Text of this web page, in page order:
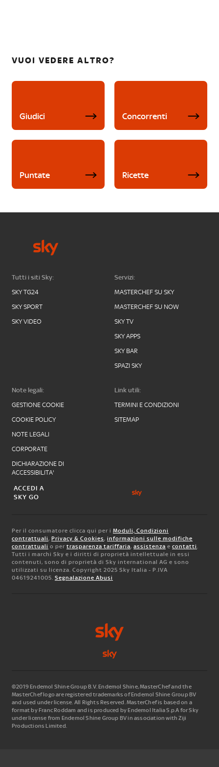
VUOI VEDERE ALTRO?
Giudici Concorrenti
Puntate Ricette
Tutti i siti Sky:
SKY TG24
SKY SPORT
SKY VIDEO
Servizi:
MASTERCHEF SU SKY
MASTERCHEF SU NOW
SKY TV
SKY APPS
SKY BAR
SPAZI SKY
Note legali:
GESTIONE COOKIE
COOKIE POLICY
NOTE LEGALI
CORPORATE
DICHIARAZIONE DI
ACCESSIBILITA'
Link utili:
TERMINI E CONDIZIONI
SITEMAP
ACCEDI A
SKY GO
Per il consumatore clicca qui per i Moduli, Condizioni
contrattuali , Privacy & Cookies, informazioni sulle modifiche
contrattuali o per trasparenza tariffaria, assistenza e contatti
Tutti i marchi Sky e i diritti di proprietà intellettuale in essi
contenuti, sono di proprietà di Sky international AG e sono
utilizzati su licenza. Copyright 2025 Sky Italia - P.IVA
04619241005. Segnalazione Abusi
©2019 Endemol Shine Group B.V. Endemol Shine, MasterChef and the
MasterChef logo are registered trademarks of Endemol Shine Group BV
and used under license. All Rights Reserved. MasterChef is based on a
format by Franc Roddam and is produced by Endemol Italia S.p.A for Sky
under license from Endemol Shine Group BV in association with Ziji
Productions Limited.